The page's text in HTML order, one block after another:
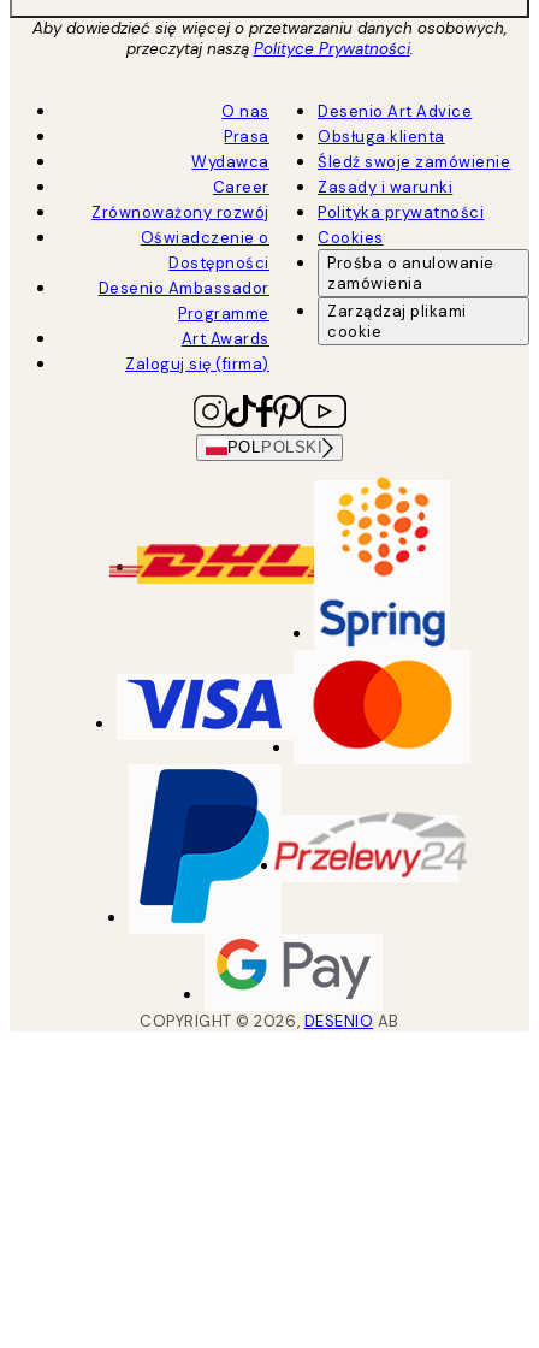
Aby dowiedzieć się więcej o przetwarzaniu danych osobowych,
przeczytaj naszą Polityce Prywatności.
O nas
Prasa
Wydawca
Career
Zrównoważony rozwój
Oświadczenie o
Dostępności
Desenio Ambassador
Programme
Art Awards
Zaloguj się (firma)
Desenio Art Advice
Obsługa klienta
Śledź swoje zamówienie
Zasady i warunki
Polityka prywatności
Cookies
Prośba o anulowanie
zamówienia
Zarządzaj plikami
cookie
POL POLSKI
COPYRIGHT ©2026, DESENIO AB